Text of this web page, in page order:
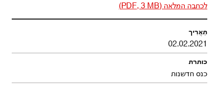
לכתבה המלאה (PDF, 3 MB)
02.02.2021
כנס חדשנות